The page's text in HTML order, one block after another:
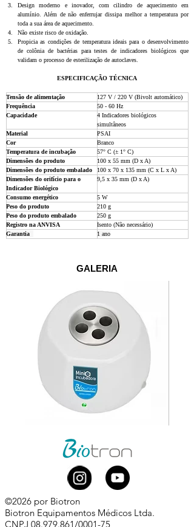
Design moderno e inovador, com cilindro de aquecimento em
alumínio. Além de não enferrujar dissipa melhor a temperatura por
toda a sua área de aquecimento.
Não existe risco de oxidação.
Propicia as condições de temperatura ideais para o desenvolvimento
de colônia de bactérias para testes de indicadores biológicos que
validam o processo de esterilização de autoclaves.
ESPECIFICAÇÃO TÉCNICA
Tensão de alimentação
127 V / 220 V (Bivolt automático)
Frequência
50 - 60 Hz
Capacidade
4 Indicadores biológicos
simultâneos
Material
PSAI
Cor
Branco
Temperatura de incubação
57° C (± 1° C)
Dimensões do produto
100 x 55 mm (D x A)
Dimensões do produto embalado
100 x 70 x 135 mm (C x L x A)
Dimensões do orifício para o
Indicador Biológico
9,5 x 35 mm (D x A)
Consumo energético
5 W
Peso do produto
210 g
Peso do produto embalado
250 g
Registro na ANVISA
Isento (Não necessário)
Garantia
1 ano
GALERIA
©2026 por Biotron
Biotron Equipamentos Médicos Ltda.
CNPJ 08.979.861/0001-75